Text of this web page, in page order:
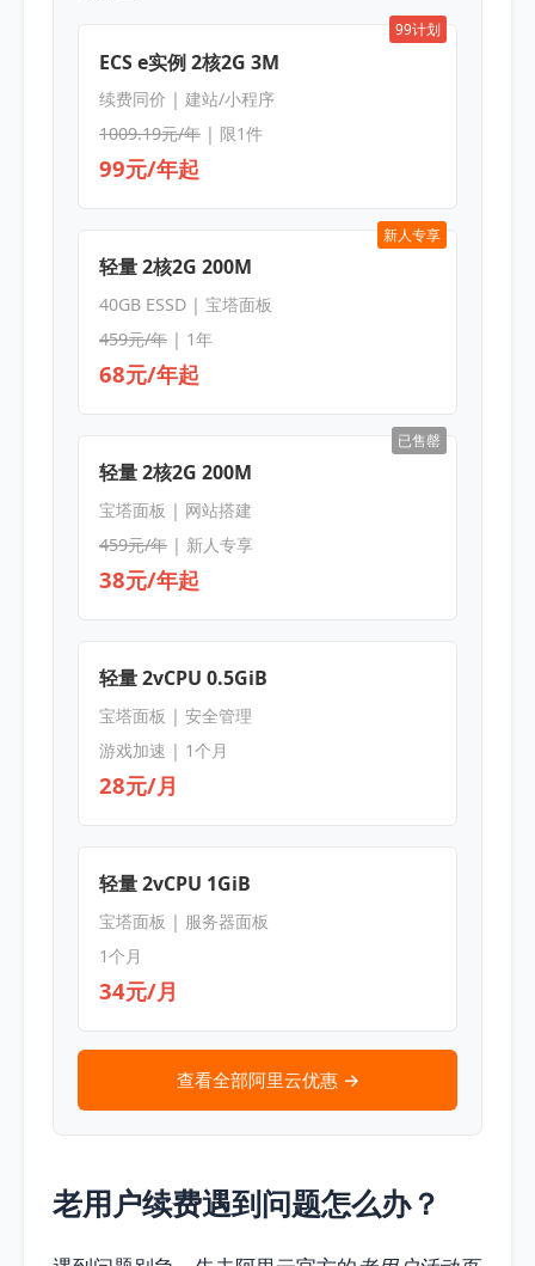
99计划
ECS e实例 2核2G 3M
续费同价 | 建站/小程序
1009.19元/年| 限1件
99元/年起
新人专享
轻量 2核2G 200M
40GB ESSD | 宝塔面板
459元/年| 1年
68元/年起
已售罄
轻量 2核2G 200M
宝塔面板 | 网站搭建
459元/年| 新人专享
38元/年起
轻量 2vCPU 0.5GiB
宝塔面板 | 安全管理
游戏加速 | 1个月
28元/月
轻量 2vCPU 1GiB
宝塔面板 | 服务器面板
1个月
34元/月
查看全部阿里云优惠 →
老用户续费遇到问题怎么办？